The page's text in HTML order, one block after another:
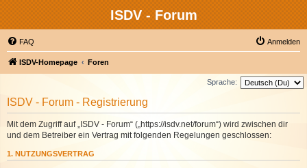
ISDV - Forum
FAQ Anmelden
ISDV-Homepage Foren
Sprache:
ISDV - Forum - Registrierung
Mit dem Zugriff auf „ISDV - Forum“ („https://isdv.net/forum“) wird zwischen dir
und dem Betreiber ein Vertrag mit folgenden Regelungen geschlossen:
1. NUTZUNGSVERTRAG